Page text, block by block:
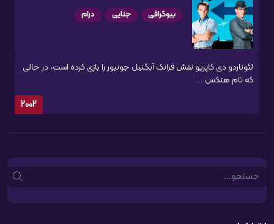
بیوگرافی جنایی درام
لئوناردو دی کاپریو نقش فرانک آبگنیل جونیور را بازی کرده است، در حالی
که تام هنکس ...
2002
Search